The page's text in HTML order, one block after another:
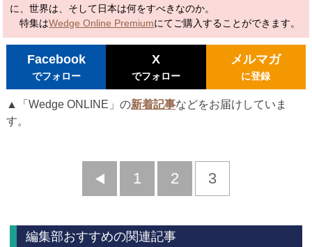
に、世界は、そして日本は何をすべきなのか。
特集はWedge Online Premiumにてご購入することができます。
Facebook
でフォロー
X
でフォロー
メルマガ
に登録
▲「Wedge ONLINE」の新着記事などをお届けしていま
す。
前
1 2 3
編集部おすすめの関連記事